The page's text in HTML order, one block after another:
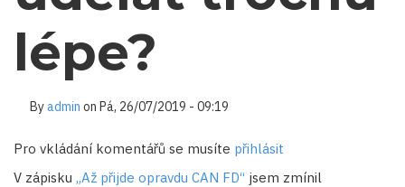
lépe?
Byadmin on Pá, 26/07/2019 - 09:19
Pro vkládání komentářů se musíte přihlásit
V zápisku „Až přijde opravdu CAN FD“ jsem zmínil